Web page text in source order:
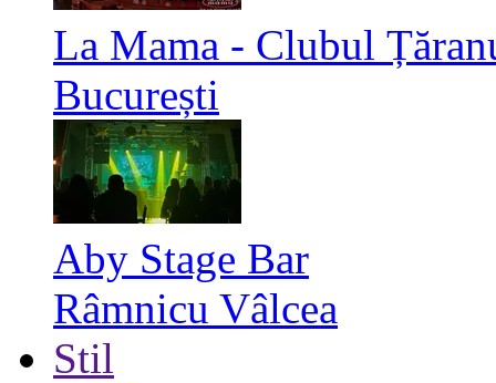
La Mama - Clubul
București
Aby Stage Bar
Râmnicu Vâlcea
Stil